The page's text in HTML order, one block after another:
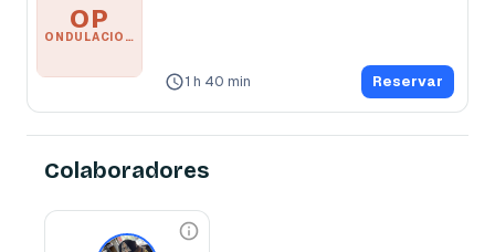
OP
ONDULACIÓN PERMANENTE
1 h 40 min Reservar
Colaboradores